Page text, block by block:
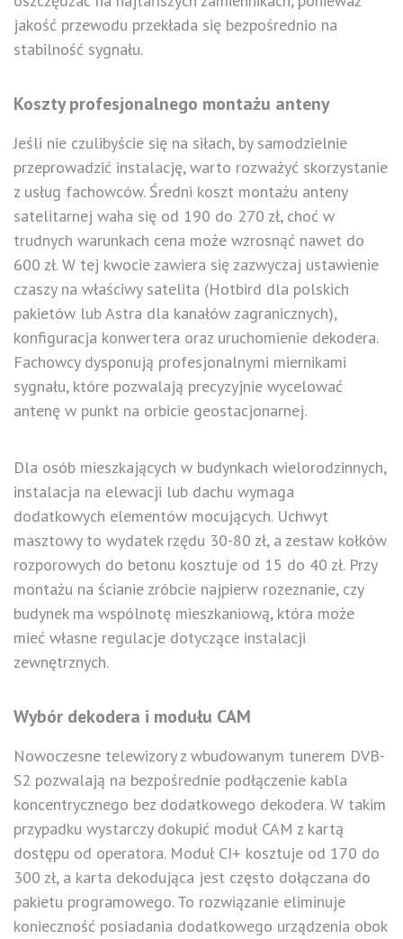
jakość przewodu przekłada się bezpośrednio na
stabilność sygnału.
Koszty profesjonalnego montażu anteny
Jeśli nie czulibyście się na siłach, by samodzielnie
przeprowadzić instalację, warto rozważyć skorzystanie
z usług fachowców. Średni koszt montażu anteny
satelitarnej waha się od 190 do 270 zł, choć w
trudnych warunkach cena może wzrosnąć nawet do
600 zł. W tej kwocie zawiera się zazwyczaj ustawienie
czaszy na właściwy satelita (Hotbird dla polskich
pakietów lub Astra dla kanałów zagranicznych),
konfiguracja konwertera oraz uruchomienie dekodera.
Fachowcy dysponują profesjonalnymi miernikami
sygnału, które pozwalają precyzyjnie wycelować
antenę w punkt na orbicie geostacjonarnej.
Dla osób mieszkających w budynkach wielorodzinnych,
instalacja na elewacji lub dachu wymaga
dodatkowych elementów mocujących. Uchwyt
masztowy to wydatek rzędu 30-80 zł, a zestaw kołków
rozporowych do betonu kosztuje od 15 do 40 zł. Przy
montażu na ścianie zróbcie najpierw rozeznanie, czy
budynek ma wspólnotę mieszkaniową, która może
mieć własne regulacje dotyczące instalacji
zewnętrznych.
Wybór dekodera i modułu CAM
Nowoczesne telewizory z wbudowanym tunerem DVB-
S2 pozwalają na bezpośrednie podłączenie kabla
koncentrycznego bez dodatkowego dekodera. W takim
przypadku wystarczy dokupić moduł CAM z kartą
dostępu od operatora. Moduł CI+ kosztuje od 170 do
300 zł, a karta dekodująca jest często dołączana do
pakietu programowego. To rozwiązanie eliminuje
konieczność posiadania dodatkowego urządzenia obok